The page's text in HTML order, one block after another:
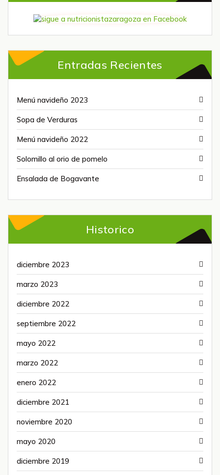
Entradas Recientes
Menú navideño 2023
Sopa de Verduras
Menú navideño 2022
Solomillo al orio de pomelo
Ensalada de Bogavante
Historico
diciembre 2023
marzo 2023
diciembre 2022
septiembre 2022
mayo 2022
marzo 2022
enero 2022
diciembre 2021
noviembre 2020
mayo 2020
diciembre 2019